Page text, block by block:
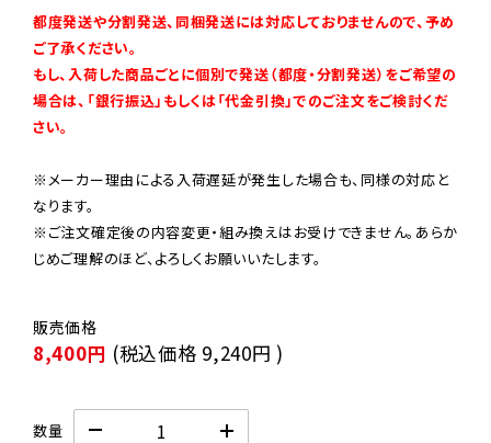
都度発送や分割発送、同梱発送には対応しておりませんので、予め
ご了承ください。
もし、入荷した商品ごとに個別で発送（都度・分割発送）をご希望の
場合は、「銀行振込」もしくは「代金引換」でのご注文をご検討くだ
さい。
※メーカー理由による入荷遅延が発生した場合も、同様の対応と
なります。
※ご注文確定後の内容変更・組み換えはお受けできません。あらか
じめご理解のほど、よろしくお願いいたします。
8,400円 (税込価格 9,240円 )
数量